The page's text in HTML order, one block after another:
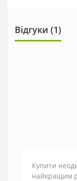
Відгуки (1)
Купити
найкращим